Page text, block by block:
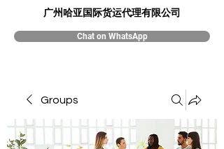
​广州哈亚国际货运代理有限公司
Chat on WhatsApp
Groups